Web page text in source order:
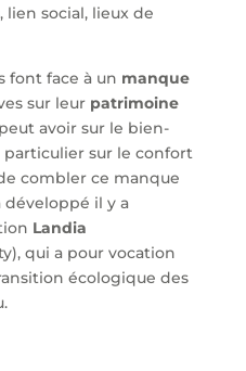
social, lieux de
font face à un manque
sur leur patrimoine
avoir sur le bien-
sur le confort
combler ce manque
développé il y a
Landia
qui a pour vocation
écologique des